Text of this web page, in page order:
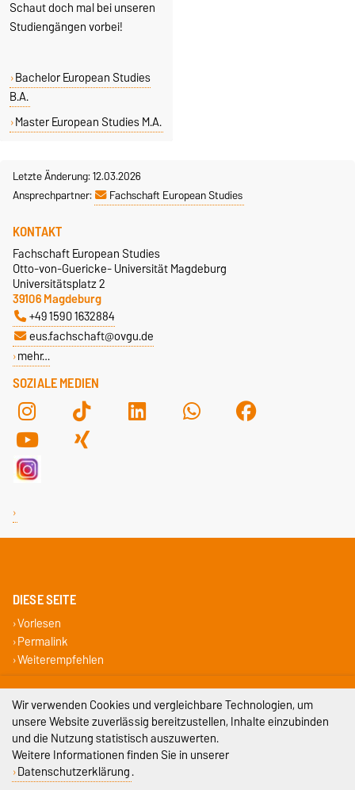
Schaut doch mal bei unseren
Studiengängen vorbei!
Bachelor European Studies
B.A.
Master European Studies M.A.
Letzte Änderung: 12.03.2026
Ansprechpartner:
Fachschaft European Studies
SOZIALE MEDIEN
KONTAKT
Fachschaft European Studies
Otto-von-Guericke- Universität Magdeburg
Universitätsplatz 2
39106 Magdeburg
+49 1590 1632884
eus.fachschaft@ovgu.de
mehr…
DIESE SEITE
Vorlesen
Permalink
Weiterempfehlen
Impressum
Datenschutz
Barrierefreiheit
Wir verwenden Cookies und vergleichbare Technologien, um
unsere Website zuverlässig bereitzustellen, Inhalte einzubinden
und die Nutzung statistisch auszuwerten.
Weitere Informationen finden Sie in unserer
Datenschutzerklärung.